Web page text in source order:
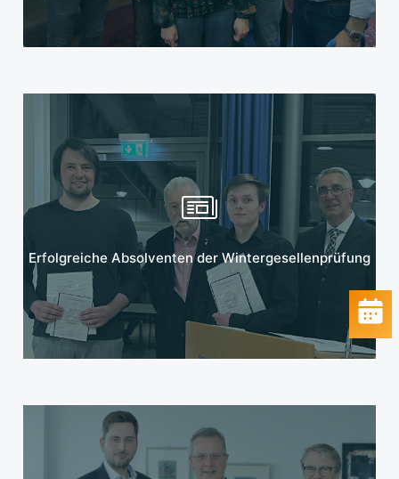
Erfolgreiche Absolventen der Wintergesellenprüfung
Mehr erfahren